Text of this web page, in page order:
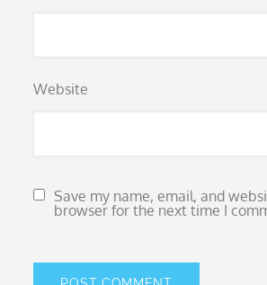
Website
Save my name, email, and
browser for the next time I